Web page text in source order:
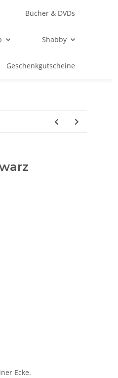
Bücher & DVDs
Shabby
Geschenkgutscheine
Ecke.